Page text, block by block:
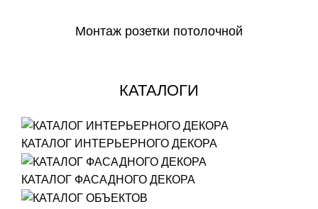
Монтаж розетки потолочной
КАТАЛОГИ
КАТАЛОГ ИНТЕРЬЕРНОГО ДЕКОРА
КАТАЛОГ ФАСАДНОГО ДЕКОРА